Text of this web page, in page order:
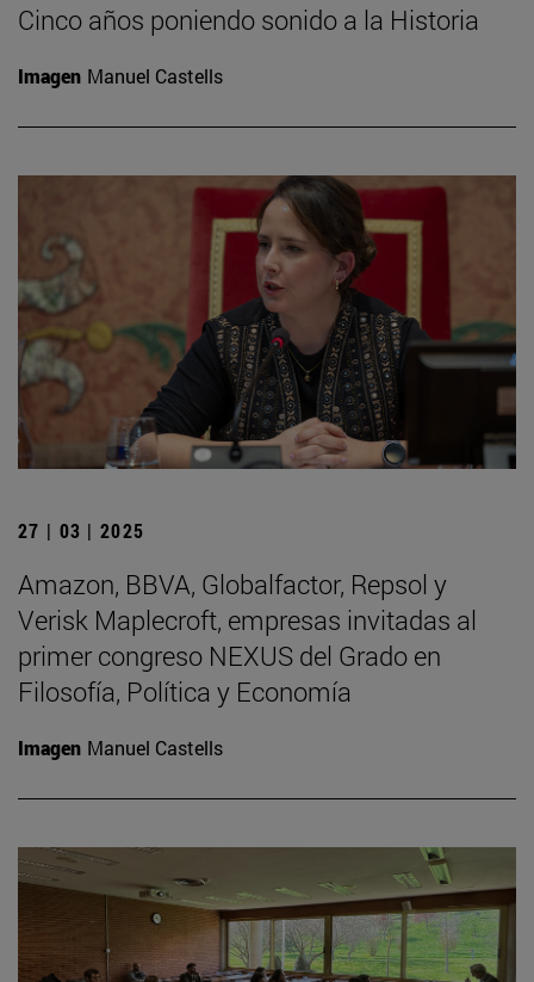
Cinco años poniendo sonido a la Historia
Imagen Manuel Castells
27 | 03 | 2025
Amazon, BBVA, Globalfactor, Repsol y
Verisk Maplecroft, empresas invitadas al
primer congreso NEXUS del Grado en
Filosofía, Política y Economía
Imagen Manuel Castells